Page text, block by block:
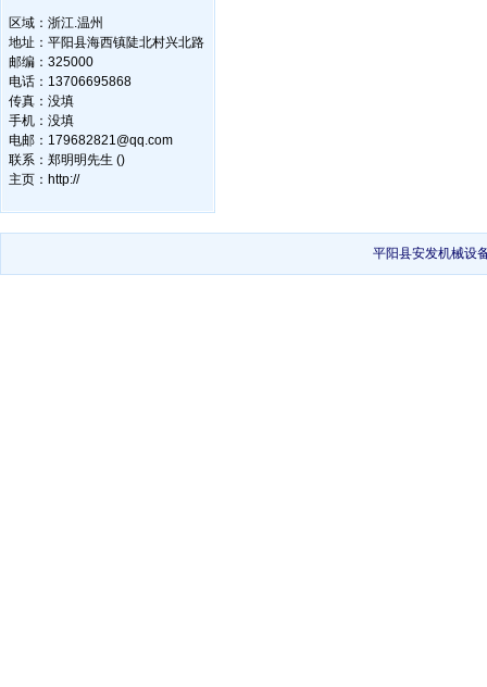
区域： 浙江.温州
地址： 平阳县海西镇陡北村兴北路
邮编： 325000
电话： 13706695868
传真： 没填
手机： 没填
电邮： 179682821@qq.com
联系： 郑明明先生 ()
主页： http://
平阳县安发机械设